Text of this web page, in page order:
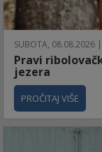
SUBOTA, 08.08.2026
Pravi
jezera
PROČITAJ VIŠE